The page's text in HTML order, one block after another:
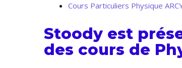
Cours Particuliers Physique
Stoody est
des cours de